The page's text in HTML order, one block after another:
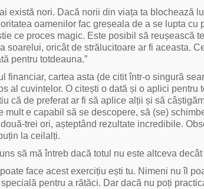
există nori. Dacă norii din viața ta blochează
oamenilor fac greșeala de a se lupta cu
ce proces magic. Este posibil să reușească
soarelui, oricât de strălucitoare ar fi aceasta.
pentru totdeauna.”
financiar, cartea asta (de citit într-o singură
al cuvintelor. O citești o dată și o aplici pentru
că de preferat ar fi să aplice alții și să
mult e capabil să se descopere, să (se)
trei ori, așteptând rezultate incredibile.
la ceilalți.
să mă întreb dacă totul nu este altceva
face acest exercițiu ești tu. Nimeni nu îl
pentru a rătăci. Dar dacă nu poți